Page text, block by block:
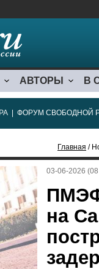
АВТОРЫ В
ФОРУМ СВОБОДНОЙ
Главная /
03-06-2026
ПМЭФ
на